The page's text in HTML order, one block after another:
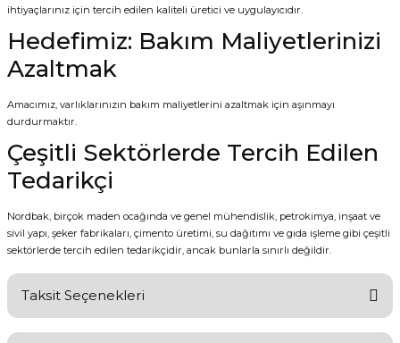
ihtiyaçlarınız için tercih edilen kaliteli üretici ve uygulayıcıdır.
Hedefimiz: Bakım Maliyetlerinizi
Azaltmak
Amacımız, varlıklarınızın bakım maliyetlerini azaltmak için aşınmayı
durdurmaktır.
Çeşitli Sektörlerde Tercih Edilen
Tedarikçi
Nordbak, birçok maden ocağında ve genel mühendislik, petrokimya, inşaat ve
sivil yapı, şeker fabrikaları, çimento üretimi, su dağıtımı ve gıda işleme gibi çeşitli
sektörlerde tercih edilen tedarikçidir, ancak bunlarla sınırlı değildir.
Taksit Seçenekleri